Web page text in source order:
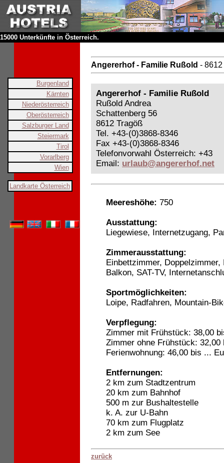
15000 Unterkünfte in Österreich.
Burgenland
Kärnten
Niederösterreich
Oberösterreich
Salzburger Land
Steiermark
Tirol
Vorarlberg
Wien
Landkarte Österreich
Angererhof - Familie Rußold -
Angererhof - Familie Rußold
Rußold Andrea
Schattenberg 56
8612 Tragöß
Tel. +43-(0)3868-8346
Fax +43-(0)3868-8346
Telefonvorwahl Österreich: +43
Email: urlaub@angererhof.net
Meereshöhe: 750
Ausstattung:
Liegewiese, Internetzugang,
Zimmerausstattung:
Einbettzimmer,
Balkon, SAT-TV,
Sportmöglichkeiten:
Loipe, Radfahren, Mountain-
Verpflegung:
Zimmer mit Frühstück: 38,00
Zimmer ohne Frühstück:
Ferienwohnung: 46,00 bis ...
Entfernungen:
2 km zum Stadtzentrum
20 km zum Bahnhof
500 m zur Bushaltestelle
k. A. zur U-Bahn
70 km zum Flugplatz
2 km zum See
zurück